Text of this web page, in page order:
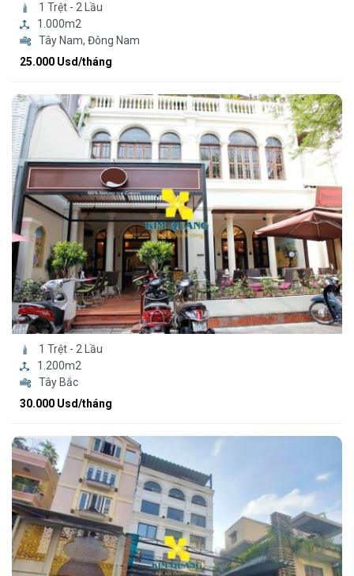
1 Trệt - 2 Lầu
1.000m2
Tây Nam, Đông Nam
25.000 Usd/tháng
1 Trệt - 2 Lầu
1.200m2
Tây Bắc
30.000 Usd/tháng